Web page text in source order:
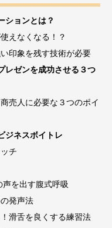
ションとは？
えなくなる！？
印象を残す技術が必要
レゼンを成功させる３つ
売人に必要な３つのポイ
ジネスボイトレ
チ
声を出す腹式呼吸
発声法
滑舌を良くする練習法